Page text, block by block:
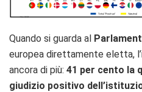
Quando si guarda al
europea direttamente eletta,
ancora di più: 41 per cento la
giudizio positivo